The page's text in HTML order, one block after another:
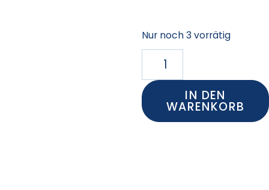
Nur noch 3 vorrätig
IN DEN
WARENKORB